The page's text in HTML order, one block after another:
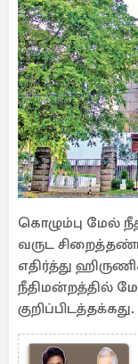
கொழும்பு மேல்
வருட
எதிர்த்து
நீதிமன்றத்தில்
குறிப்பிடத்தக்கது.